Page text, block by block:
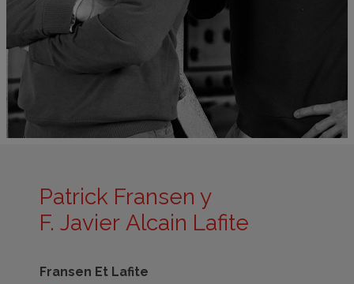
Patrick Fransen y
F. Javier Alcain Lafite
Fransen Et Lafite